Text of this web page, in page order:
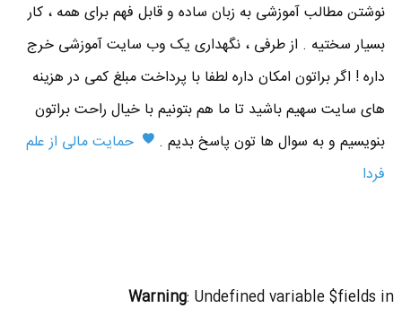
نوشتن مطالب آموزشی به زبان ساده و قابل فهم برای همه ، کار
بسیار سختیه . از طرفی ، نگهداری یک وب سایت آموزشی خرج
داره ! اگر براتون امکان داره لطفا با پرداخت مبلغ کمی در هزینه
های سایت سهیم باشید تا ما هم بتونیم با خیال راحت براتون
بنویسیم و به سوال ها تون پاسخ بدیم .
حمایت مالی از علم
فردا
Warning: Undefined variable $fields in